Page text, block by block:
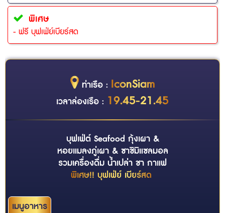
พิเศษ
- ฟรี บุฟเฟ่ย์เบียร์สด
ท่าเรือ : IconSiam
เวลาล่องเรือ : 19.45-21.45
บุฟเฟ่ต์ Seafood กุ้งเผา &
หอยแมลงภู่เผา & ซาชิมิแซลมอล
รวมเครื่องดื่ม น้ำเปล่า ชา กาแฟ
พิเศษ!! บุฟเฟ่ย์ เบียร์สด
เมนูอาหาร